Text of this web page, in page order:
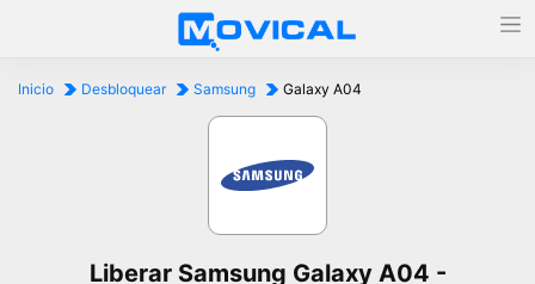
Inicio Desbloquear Samsung Galaxy A04
Liberar Samsung Galaxy A04 -